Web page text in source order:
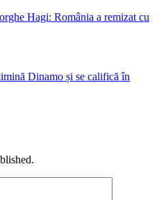
Hagi: România a remizat cu
Dinamo și se califică în